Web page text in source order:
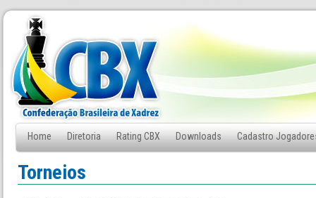
Home Diretoria Rating CBX Downloads Cadastro
Fale Conosco
Torneios